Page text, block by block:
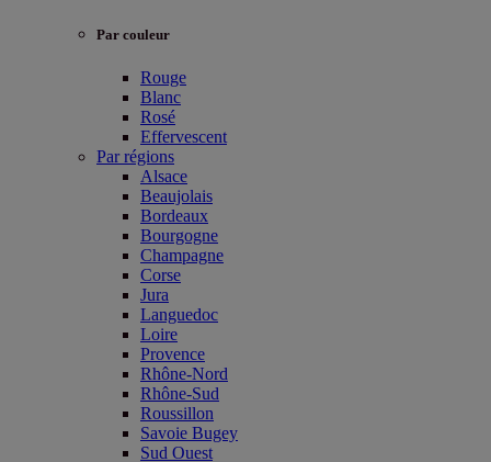
Par couleur
Rouge
Blanc
Rosé
Effervescent
Par régions
Alsace
Beaujolais
Bordeaux
Bourgogne
Champagne
Corse
Jura
Languedoc
Loire
Provence
Rhône-Nord
Rhône-Sud
Roussillon
Savoie Bugey
Sud Ouest